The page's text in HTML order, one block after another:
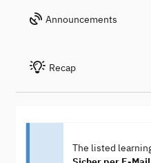
Announcements
Recap
The listed